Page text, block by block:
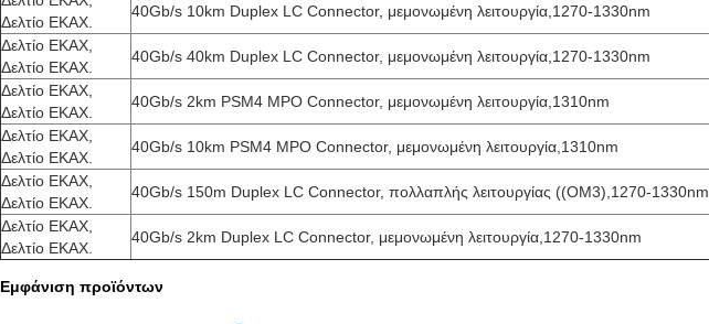
Δελτίο ΕΚΑΧ.
40Gb/s 10km Duplex LC Connector, μεμονωμένη λειτουργία, 1270-1330nm
Δελτίο ΕΚΑΧ,
Δελτίο ΕΚΑΧ.
40Gb/s 40km Duplex LC Connector, μεμονωμένη λειτουργία, 1270-1330nm
Δελτίο ΕΚΑΧ,
Δελτίο ΕΚΑΧ.
40Gb/s 2km PSM4 MPO Connector, μεμονωμένη λειτουργία, 1310nm
Δελτίο ΕΚΑΧ,
Δελτίο ΕΚΑΧ.
40Gb/s 10km PSM4 MPO Connector, μεμονωμένη λειτουργία, 1310nm
Δελτίο ΕΚΑΧ,
Δελτίο ΕΚΑΧ.
40Gb/s 150m Duplex LC Connector, πολλαπλής λειτουργίας ((OM3), 1270-1330nm
Δελτίο ΕΚΑΧ,
Δελτίο ΕΚΑΧ.
40Gb/s 2km Duplex LC Connector, μεμονωμένη λειτουργία, 1270-1330nm
Εμφάνιση προϊόντων